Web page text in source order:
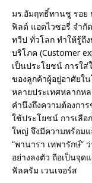
มร.อัมฤทธิ์ทานชู รอย
ฟิลด์ แอดไวซอรี่ จำกั
ทวีป ทั่วโลก ทำให้รู้ถึ
บริโภค (Customer
เป็นประโยชน์ การใส่
ของลูกค้าผู้อยู่อาศัยใ
หลายประเทศหลากห
คำนึงถึงความต้องกา
ใช้ประโยชน์ การเลื
ใหญ่ จึงมีความพร้อมแ
“พานารา เทพารักษ์”
อย่างลงตัว ถือเป็นจุ
ฟัลครัม เวนเจอร์ส